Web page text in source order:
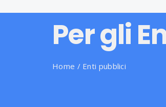
Per gli
Home / Enti pubblici